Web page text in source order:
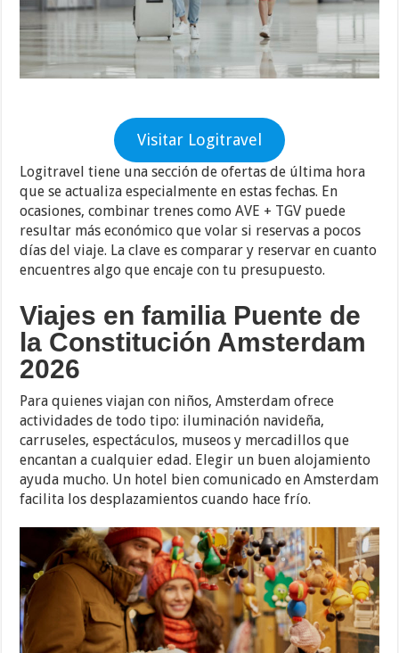
Visitar Logitravel
Logitravel tiene una sección de ofertas de última hora
que se actualiza especialmente en estas fechas. En
ocasiones, combinar trenes como AVE + TGV puede
resultar más económico que volar si reservas a pocos
días del viaje. La clave es comparar y reservar en cuanto
encuentres algo que encaje con tu presupuesto.
Viajes en familia Puente de
la Constitución Amsterdam
2026
Para quienes viajan con niños, Amsterdam ofrece
actividades de todo tipo: iluminación navideña,
carruseles, espectáculos, museos y mercadillos que
encantan a cualquier edad. Elegir un buen alojamiento
ayuda mucho. Un hotel bien comunicado en Amsterdam
facilita los desplazamientos cuando hace frío.